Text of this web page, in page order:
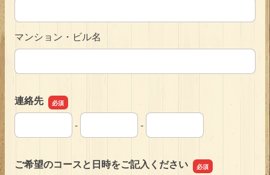
マンション・ビル名
連絡先
連絡先の市外局番
-
連絡先の市内局番 -
連絡先の加入者番号
ご希望のコースと日時をご記入ください